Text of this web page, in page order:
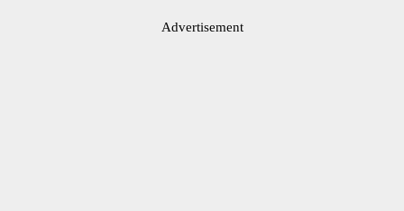
Advertisement